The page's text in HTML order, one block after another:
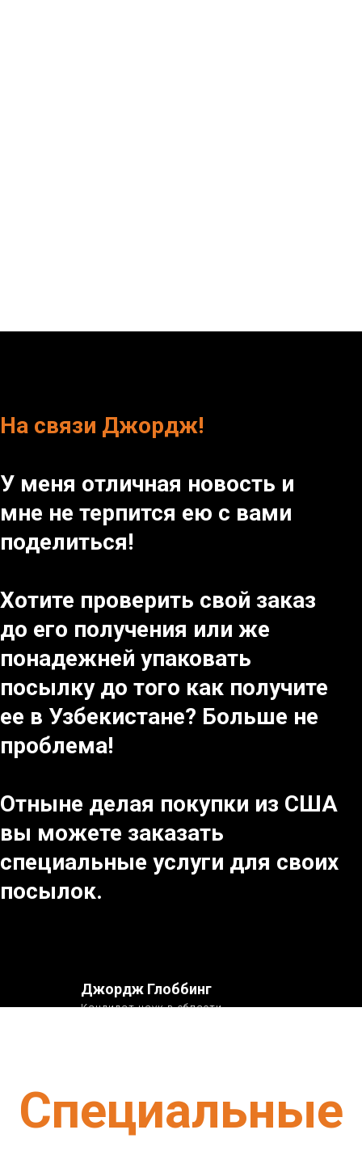
На связи Джордж!
У меня отличная новость и
мне не терпится ею с вами
поделиться!
Хотите проверить свой заказ
до его получения или же
понадежней упаковать
посылку до того как получите
ее в Узбекистане? Больше не
проблема!
Отныне делая покупки из США
вы можете заказать
специальные услуги для своих
посылок.
Джордж Глоббинг
Кандидат наук в области
Специальные